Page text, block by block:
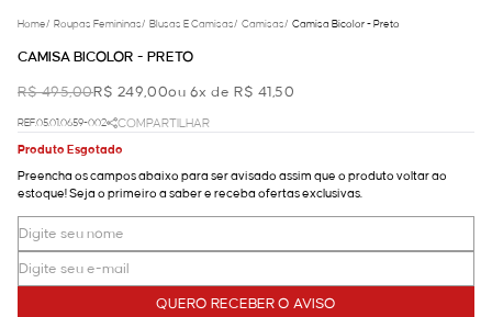
Home/ Roupas Femininas/ Blusas E Camisas/ Camisas/ Camisa Bicolor - Preto
CAMISA BICOLOR - PRETO
R$ 495,00R$ 249,00ou 6x de R$ 41,50
REF.05.01.0659-002
COMPARTILHAR
Produto Esgotado
Preencha os campos abaixo para ser avisado assim que o produto voltar ao
estoque! Seja o primeiro a saber e receba ofertas exclusivas.
QUERO RECEBER O AVISO